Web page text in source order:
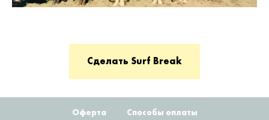
Сделать Surf Break
Оферта Способы оплаты